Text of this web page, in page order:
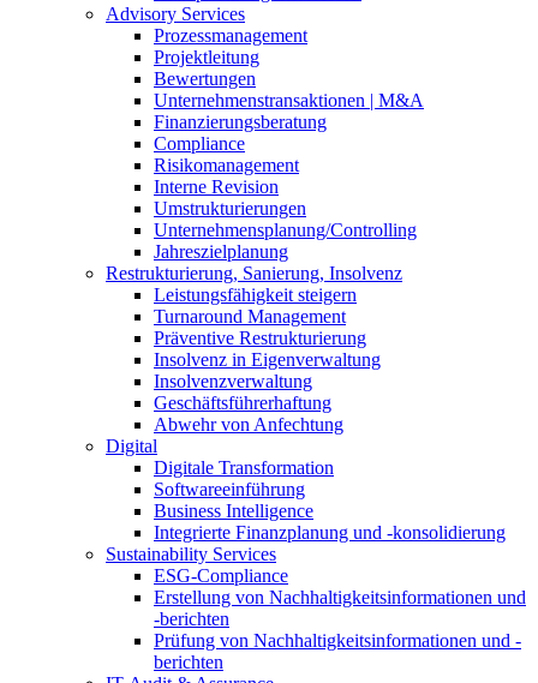
Advisory Services
Prozessmanagement
Projektleitung
Bewertungen
Unternehmenstransaktionen | M&A
Finanzierungsberatung
Compliance
Risikomanagement
Interne Revision
Umstrukturierungen
Unternehmensplanung/Controlling
Jahreszielplanung
Restrukturierung, Sanierung, Insolvenz
Leistungsfähigkeit steigern
Turnaround Management
Präventive Restrukturierung
Insolvenz in Eigenverwaltung
Insolvenzverwaltung
Geschäftsführerhaftung
Abwehr von Anfechtung
Digital
Digitale Transformation
Softwareeinführung
Business Intelligence
Integrierte Finanzplanung und -konsolidierung
Sustainability Services
ESG-Compliance
Erstellung von Nachhaltigkeitsinformationen und
-berichten
Prüfung von Nachhaltigkeitsinformationen und -
berichten